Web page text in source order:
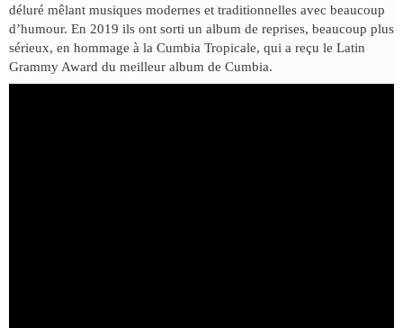
déluré mêlant musiques modernes et traditionnelles avec beaucoup
d’humour. En 2019 ils ont sorti un album de reprises, beaucoup plus
sérieux, en hommage à la Cumbia Tropicale, qui a reçu le Latin
Grammy Award du meilleur album de Cumbia.